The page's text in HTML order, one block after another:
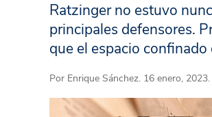
Ratzinger no estuvo
principales defensores.
que el espacio
Por Enrique Sánchez. 16 enero,